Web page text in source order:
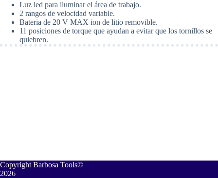
Litio.
Black
Decker
BCD704C1
Luz led para iluminar el área de trabajo.
2 rangos de velocidad variable.
Bateria de 20 V MAX ion de litio removible.
11 posiciones de torque que ayudan a evitar que los tornillos se
quiebren.
Copyright Barbosa Tools©
2026